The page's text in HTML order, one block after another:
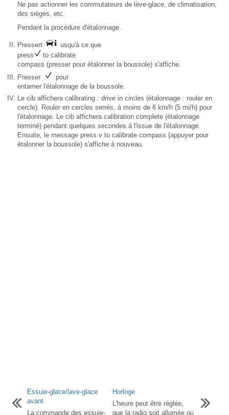
Ne pas actionner les commutateurs de lève-glace, de climatisation,
des sièges, etc.
Pendant la procédure d'étalonnage.
Pressert
usqu'à ce que
press
to calibrate
compass (presser pour étalonner la boussole) s'affiche.
Presser
pour
entamer l'étalonnage de la boussole.
Le cib affichera calibrating : drive in circles (étalonnage : rouler en
cercle). Rouler en cercles serrés, à moins de 8 km/h (5 mi/h) pour
l'étalonnage. Le cib affichera calibration complete (étalonnage
terminé) pendant quelques secondes à l'issue de l'étalonnage.
Ensuite, le message press v to calibrate compass (appuyer pour
étalonner la boussole) s'affiche à nouveau.
Essuie-glace/lave-glace
avant
La commande des essuie-
Horloge
L'heure peut être réglée,
que la radio soit allumée ou